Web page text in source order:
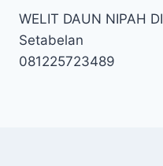
WELIT DAUN NIPAH DI
Setabelan
081225723489